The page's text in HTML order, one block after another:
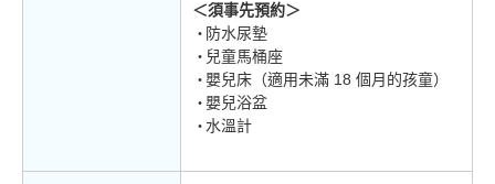
＜須事先預約＞
防水尿墊
兒童馬桶座
嬰兒床（適用未滿 18 個月的孩童）
嬰兒浴盆
水溫計